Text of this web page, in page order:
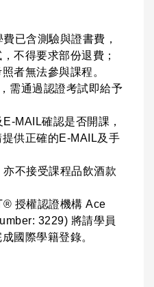
費已含測驗與證書費，
不得要求部份退費；
者無法參與課程。
，需通過認證考試即給予
MAIL確認是否開課，
供正確的E-MAIL及手
亦不接受課程品飲酒款
授權認證機構 Ace
3229) 將請學員
國際學籍登錄。